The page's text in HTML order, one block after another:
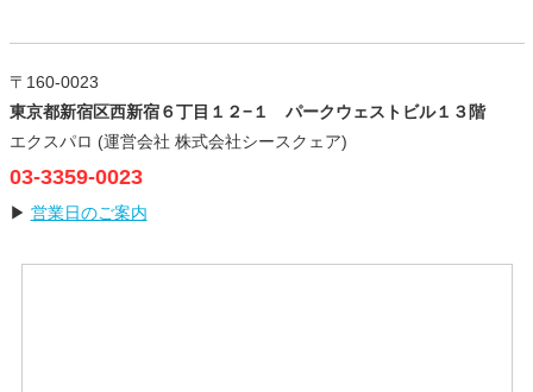
〒160-0023
東京都新宿区西新宿６丁目１２−１ パークウェストビル１３階
エクスパロ (運営会社 株式会社シースクェア)
03-3359-0023
▶ 営業日のご案内